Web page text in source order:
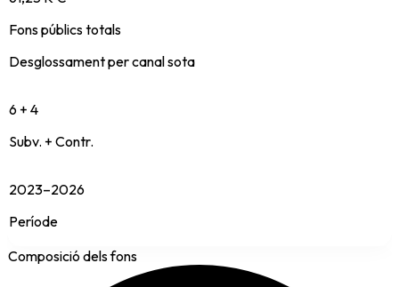
Fons públics totals
Desglossament per canal sota
6 + 4
Subv. + Contr.
2023–2026
Període
Composició dels fons